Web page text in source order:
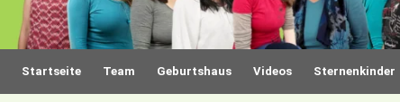
Startseite Team Geburtshaus Videos Sternenkinder